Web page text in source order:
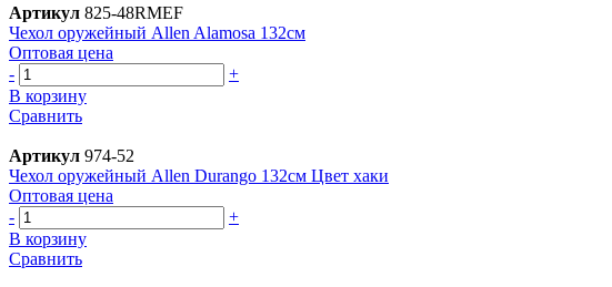
Артикул 825-48RMEF
Чехол оружейный Allen Alamosa 132см
Оптовая цена
-
+
В корзину
Сравнить
Артикул 974-52
Чехол оружейный Allen Durango 132см Цвет хаки
Оптовая цена
-
+
В корзину
Сравнить